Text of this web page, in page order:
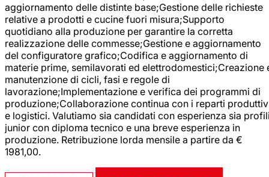
aggiornamento delle distinte base;Gestione delle richieste
relative a prodotti e cucine fuori misura;Supporto
quotidiano alla produzione per garantire la corretta
realizzazione delle commesse;Gestione e aggiornamento
del configuratore grafico;Codifica e aggiornamento di
materie prime, semilavorati ed elettrodomestici;Creazione
manutenzione di cicli, fasi e regole di
lavorazione;Implementazione e verifica dei programmi di
produzione;Collaborazione continua con i reparti
e logistici. Valutiamo sia candidati con esperienza sia
junior con diploma tecnico e una breve esperienza in
produzione. Retribuzione lorda mensile a partire da €
1981,00.